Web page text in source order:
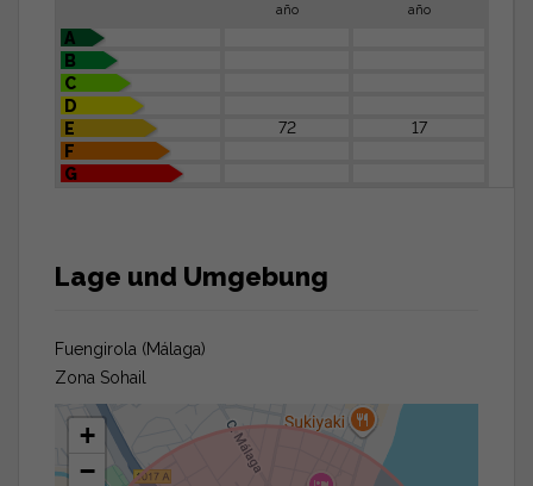
año año
A
B
C
D
E
72
17
F
G
Lage und Umgebung
Fuengirola (Málaga)
Zona Sohail
+
−